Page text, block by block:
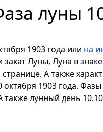
луны
1903 года или на
закат Луны, Луна в
А также
1903 года.
также лунный день